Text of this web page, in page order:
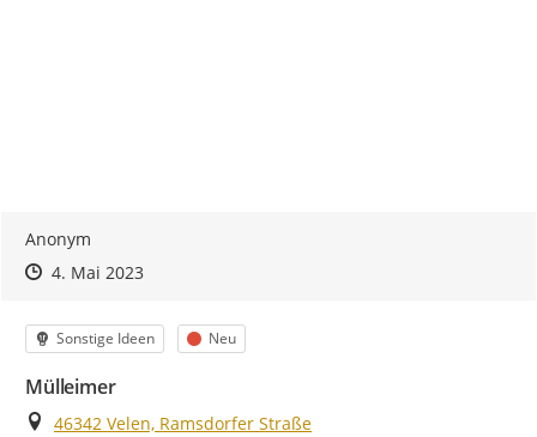
Anonym
Zeitpunkt des Erstellens
Zeitpunkt des Erstellens
4. Mai 2023Zur Äußerung
Kategorie
Sonstige Ideen Status
Neu
Mülleimer
Ort
46342 Velen, Ramsdorfer Straße